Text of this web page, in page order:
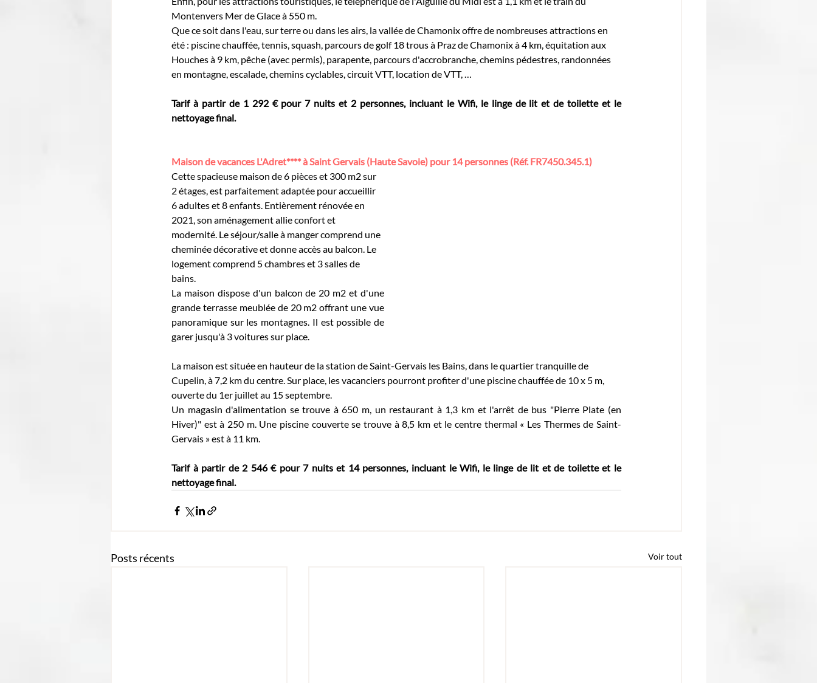
Montenvers Mer de Glace à 550 m.
Que ce soit dans l'eau, sur terre ou dans les airs, la vallée de Chamonix offre de nombreuses attractions en
été : piscine chauffée, tennis, squash, parcours de golf 18 trous à Praz de Chamonix à 4 km, équitation aux
Houches à 9 km, pêche (avec permis), parapente, parcours d'accrobranche, chemins pédestres, randonnées
en montagne, escalade, chemins cyclables, circuit VTT, location de VTT, …
Tarif à partir de 1 292 € pour 7 nuits et 2 personnes, incluant le Wifi, le linge de lit et de toilette et le
nettoyage final.
Maison de vacances L'Adret**** à Saint Gervais (Haute Savoie) pour 14 personnes (Réf. FR7450.345.1)
Cette spacieuse maison de 6 pièces et 300 m2 sur
2 étages, est parfaitement adaptée pour accueillir
6 adultes et 8 enfants. Entièrement rénovée en
2021, son aménagement allie confort et
modernité. Le séjour/salle à manger comprend une
cheminée décorative et donne accès au balcon. Le
logement comprend 5 chambres et 3 salles de
bains.
La maison dispose d'un balcon de 20 m2 et d'une
grande terrasse meublée de 20 m2 offrant une vue
panoramique sur les montagnes. Il est possible de
garer jusqu'à 3 voitures sur place.
La maison est située en hauteur de la station de Saint-Gervais les Bains, dans le quartier tranquille de
Cupelin, à 7,2 km du centre. Sur place, les vacanciers pourront profiter d'une piscine chauffée de 10 x 5 m,
ouverte du 1er juillet au 15 septembre.
Un magasin d'alimentation se trouve à 650 m, un restaurant à 1,3 km et l'arrêt de bus "Pierre Plate (en
Hiver)" est à 250 m. Une piscine couverte se trouve à 8,5 km et le centre thermal « Les Thermes de Saint-
Gervais » est à 11 km.
Tarif à partir de 2 546 € pour 7 nuits et 14 personnes, incluant le Wifi, le linge de lit et de toilette et le
nettoyage final.
Posts récents Voir tout